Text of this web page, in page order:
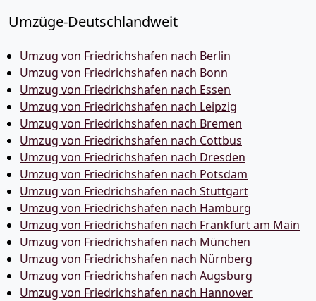
Umzüge-Deutschlandweit
Umzug von Friedrichshafen nach Berlin
Umzug von Friedrichshafen nach Bonn
Umzug von Friedrichshafen nach Essen
Umzug von Friedrichshafen nach Leipzig
Umzug von Friedrichshafen nach Bremen
Umzug von Friedrichshafen nach Cottbus
Umzug von Friedrichshafen nach Dresden
Umzug von Friedrichshafen nach Potsdam
Umzug von Friedrichshafen nach Stuttgart
Umzug von Friedrichshafen nach Hamburg
Umzug von Friedrichshafen nach Frankfurt am Main
Umzug von Friedrichshafen nach München
Umzug von Friedrichshafen nach Nürnberg
Umzug von Friedrichshafen nach Augsburg
Umzug von Friedrichshafen nach Hannover